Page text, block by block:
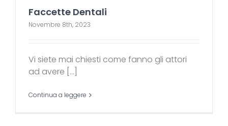
Faccette Dentali
Novembre 8th, 2023
Vi siete mai chiesti come fanno gli attori
ad avere [...]
Continua a leggere